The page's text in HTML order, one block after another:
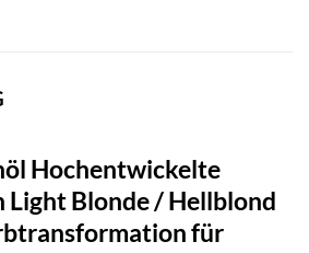
Hochentwickelte
Blonde / Hellblond
für